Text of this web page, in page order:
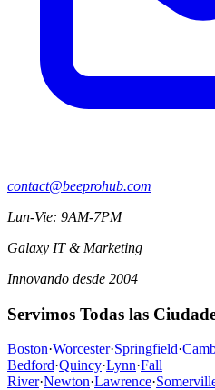
contact@beeprohub.com
Lun-Vie: 9AM-7PM
Galaxy IT & Marketing
Innovando desde 2004
Servimos Todas las
Boston·Worcester·Springfield·
Bedford·Quincy·Lynn·Fall
River·Newton·Lawrence·